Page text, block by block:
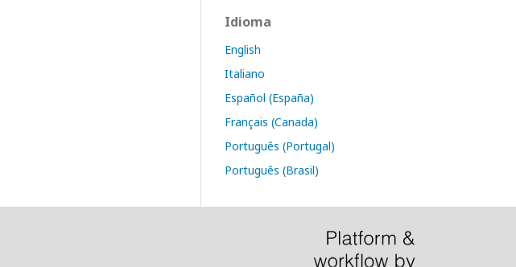
Idioma
English
Italiano
Español (España)
Français (Canada)
Português (Portugal)
Português (Brasil)